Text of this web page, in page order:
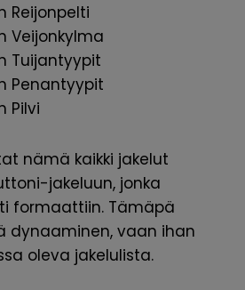
Reijonpelti
Veijonkylma
Tuijantyypit
Penantyypit
Pilvi
nämä kaikki jakelut
jakeluun, jonka
formaattiin. Tämäpä
dynaaminen, vaan ihan
oleva jakelulista.